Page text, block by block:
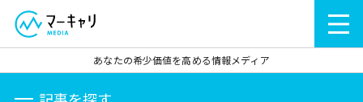
あなたの希少価値を高める情報メディア